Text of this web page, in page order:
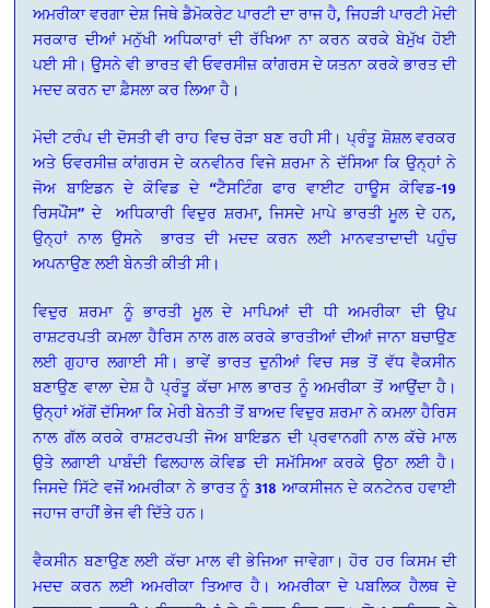
ਅਮਰੀਕਾ ਵਰਗਾ ਦੇਸ਼ ਜਿਥੇ ਡੈਮੋਕਰੇਟ ਪਾਰਟੀ ਦਾ ਰਾਜ ਹੈ, ਜਿਹੜੀ ਪਾਰਟੀ ਮੋਦੀ
ਸਰਕਾਰ ਦੀਆਂ ਮਨੁੱਖੀ ਅਧਿਕਾਰਾਂ ਦੀ ਰੱਖਿਆ ਨਾ ਕਰਨ ਕਰਕੇ ਬੇਮੁੱਖ ਹੋਈ
ਪਈ ਸੀ। ਉੁਸਨੇ ਵੀ ਭਾਰਤ ਵੀ ਓਵਰਸੀਜ਼ ਕਾਂਗਰਸ ਦੇ ਯਤਨਾ ਕਰਕੇ ਭਾਰਤ ਦੀ
ਮਦਦ ਕਰਨ ਦਾ ਫ਼ੈਸਲਾ ਕਰ ਲਿਆ ਹੈ।
ਮੋਦੀ ਟਰੰਪ ਦੀ ਦੋਸਤੀ ਵੀ ਰਾਹ ਵਿਚ ਰੋੜਾ ਬਣ ਰਹੀ ਸੀ। ਪ੍ਰੰਤੂ ਸ਼ੋਸ਼ਲ ਵਰਕਰ
ਅਤੇ ਓਵਰਸੀਜ਼ ਕਾਂਗਰਸ ਦੇ ਕਨਵੀਨਰ ਵਿਜੇ ਸ਼ਰਮਾ ਨੇ ਦੱਸਿਆ ਕਿ ਉਨ੍ਹਾਂ ਨੇ
ਜੋਅ ਬਾਇਡਨ ਦੇ ਕੋਵਿਡ ਦੇ “ਟੈਸਟਿੰਗ ਫਾਰ ਵਾਈਟ ਹਾਊਸ ਕੋਵਿਡ-19
ਰਿਸਪੌਂਸ” ਦੇ ਅਧਿਕਾਰੀ ਵਿਦੁਰ ਸ਼ਰਮਾ, ਜਿਸਦੇ ਮਾਪੇ ਭਾਰਤੀ ਮੂਲ ਦੇ ਹਨ,
ਉਨ੍ਹਾਂ ਨਾਲ ਉਸਨੇ ਭਾਰਤ ਦੀ ਮਦਦ ਕਰਨ ਲਈ ਮਾਨਵਤਾਦਾਦੀ ਪਹੁੰਚ
ਅਪਨਾਉਣ ਲਈ ਬੇਨਤੀ ਕੀਤੀ ਸੀ।
ਵਿਦੁਰ ਸ਼ਰਮਾ ਨੂੰ ਭਾਰਤੀ ਮੂਲ ਦੇ ਮਾਪਿਆਂ ਦੀ ਧੀ ਅਮਰੀਕਾ ਦੀ ਉਪ
ਰਾਸ਼ਟਰਪਤੀ ਕਮਲਾ ਹੈਰਿਸ ਨਾਲ ਗਲ ਕਰਕੇ ਭਾਰਤੀਆਂ ਦੀਆਂ ਜਾਨਾ ਬਚਾਉਣ
ਲਈ ਗੁਹਾਰ ਲਗਾਈ ਸੀ। ਭਾਵੇਂ ਭਾਰਤ ਦੁਨੀਆਂ ਵਿਚ ਸਭ ਤੋਂ ਵੱਧ ਵੈਕਸੀਨ
ਬਣਾਉਣ ਵਾਲਾ ਦੇਸ਼ ਹੈ ਪ੍ਰੰਤੂ ਕੱਚਾ ਮਾਲ ਭਾਰਤ ਨੂੰ ਅਮਰੀਕਾ ਤੋਂ ਆਉਂਦਾ ਹੈ।
ਉਨ੍ਹਾਂ ਅੱਗੋਂ ਦੱਸਿਆ ਕਿ ਮੇਰੀ ਬੇਨਤੀ ਤੋਂ ਬਾਅਦ ਵਿਦੁਰ ਸ਼ਰਮਾ ਨੇ ਕਮਲਾ ਹੈਰਿਸ
ਨਾਲ ਗੱਲ ਕਰਕੇ ਰਾਸ਼ਟਰਪਤੀ ਜੋਅ ਬਾਇਡਨ ਦੀ ਪ੍ਰਵਾਨਗੀ ਨਾਲ ਕੱਚੇ ਮਾਲ
ਉਤੇ ਲਗਾਈ ਪਾਬੰਦੀ ਫਿਲਹਾਲ ਕੋਵਿਡ ਦੀ ਸਮੱਸਿਆ ਕਰਕੇ ਉਠਾ ਲਈ ਹੈ।
ਜਿਸਦੇ ਸਿੱਟੇ ਵਜੋਂ ਅਮਰੀਕਾ ਨੇ ਭਾਰਤ ਨੂੰ 318 ਆਕਸੀਜਨ ਦੇ ਕਨਟੇਨਰ ਹਵਾਈ
ਜਹਾਜ ਰਾਹੀਂ ਭੇਜ ਵੀ ਦਿੱਤੇ ਹਨ।
ਵੈਕਸੀਨ ਬਣਾਉਣ ਲਈ ਕੱਚਾ ਮਾਲ ਵੀ ਭੇਜਿਆ ਜਾਵੇਗਾ। ਹੋਰ ਹਰ ਕਿਸਮ ਦੀ
ਮਦਦ ਕਰਨ ਲਈ ਅਮਰੀਕਾ ਤਿਆਰ ਹੈ। ਅਮਰੀਕਾ ਦੇ ਪਬਲਿਕ ਹੈਲਥ ਦੇ